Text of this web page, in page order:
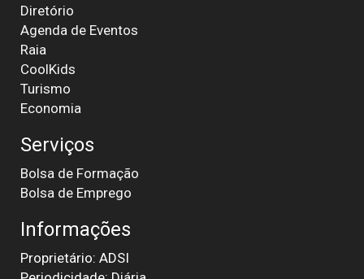
Diretório
Agenda de Eventos
Raia
CoolKids
Turismo
Economia
Serviços
Bolsa de Formação
Bolsa de Emprego
Informações
Proprietário: ADSI